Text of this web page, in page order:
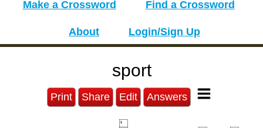
Make a Crossword Find a Crossword
About Login/Sign Up
sport
Print Share Edit Answers
1